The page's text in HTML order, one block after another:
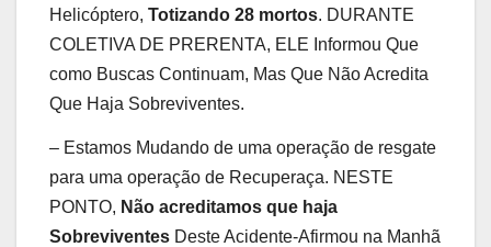
Helicóptero, Totizando 28 mortos. DURANTE
COLETIVA DE PRERENTA, ELE Informou Que
como Buscas Continuam, Mas Que Não Acredita
Que Haja Sobreviventes.
– Estamos Mudando de uma operação de resgate
para uma operação de Recuperaça. NESTE
PONTO, Não acreditamos que haja
Sobreviventes Deste Acidente-Afirmou na Manhã